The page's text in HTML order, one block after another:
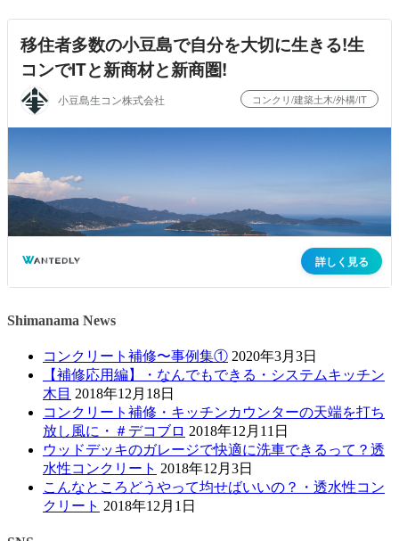
Shimanama News
コンクリート補修〜事例集① 2020年3月3日
【補修応用編】・なんでもできる・システムキッチン
木目 2018年12月18日
コンクリート補修・キッチンカウンターの天端を打ち
放し風に・＃デコブロ 2018年12月11日
ウッドデッキのガレージで快適に洗車できるって？透
水性コンクリート 2018年12月3日
こんなところどうやって均せばいいの？・透水性コン
クリート 2018年12月1日